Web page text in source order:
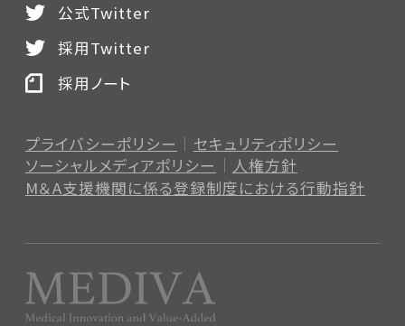
プライバシーポリシー
セキュリティポリシー
ソーシャルメディアポリシー
人権方針
M＆A支援機関に係る登録制度における行動指針
公式Twitter
採用Twitter
採用ノート